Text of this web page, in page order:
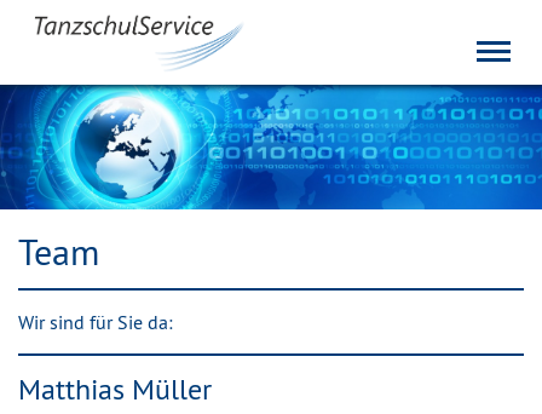
Team
Wir sind für Sie da:
Matthias Müller